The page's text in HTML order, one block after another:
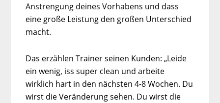
Anstrengung deines Vorhabens und dass
eine große Leistung den großen Unterschied
macht.
Das erzählen Trainer seinen Kunden: „Leide
ein wenig, iss super clean und arbeite
wirklich hart in den nächsten 4-8 Wochen. Du
wirst die Veränderung sehen. Du wirst die